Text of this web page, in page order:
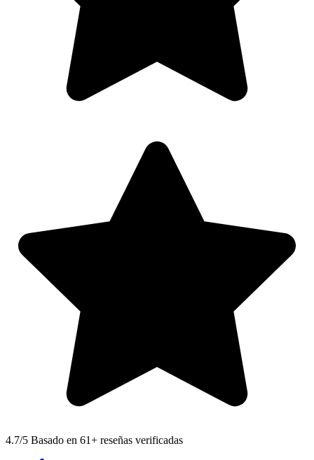
4.7/5 Basado en 61+ reseñas verificadas